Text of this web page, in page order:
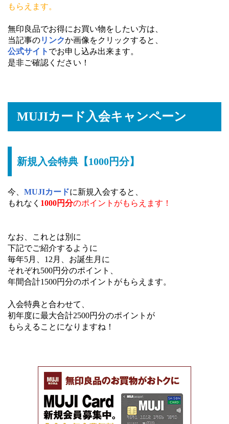
もらえます。
無印良品でお得にお買い物をしたい方は、
当記事のリンクか画像をクリックすると、
公式サイト でお申し込み出来ます。
是非ご確認ください！
MUJIカード入会キャンペーン
新規入会特典【1000円分】
今、 MUJIカードに新規入会すると、
もれなく 1000円分のポイントがもらえます！
なお、これとは別に
下記でご紹介するように
毎年5月、12月、お誕生月に
それぞれ500円分のポイント、
年間合計1500円分のポイントがもらえます。
入会特典と合わせて、
初年度に最大合計2500円分のポイントが
もらえることになりますね！